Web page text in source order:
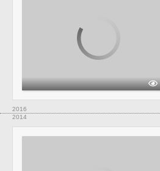
2016
2014